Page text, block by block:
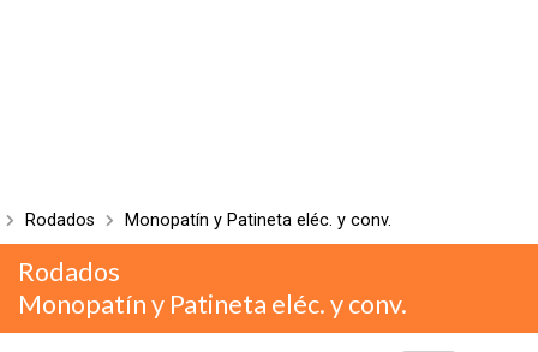
Rodados Monopatín y Patineta eléc. y conv.
Rodados
Monopatín y Patineta eléc. y conv.